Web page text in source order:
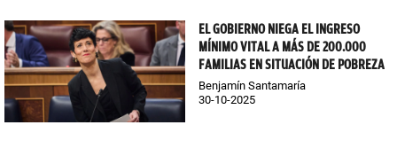
EL GOBIERNO NIEGA EL INGRESO
MÍNIMO VITAL A MÁS DE 200.000
FAMILIAS EN SITUACIÓN DE POBREZA
Benjamín Santamaría
30-10-2025